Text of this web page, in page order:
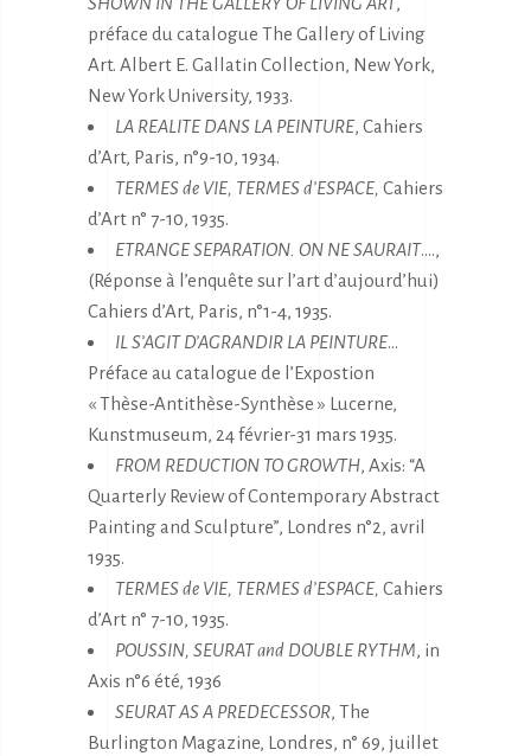
préface du catalogue The Gallery of Living
Art. Albert E. Gallatin Collection, New York,
New York University, 1933.
LA REALITE DANS LA PEINTURE, Cahiers
d’Art, Paris, n°9-10, 1934.
TERMES de VIE, TERMES d’ESPACE, Cahiers
d’Art n° 7-10, 1935.
ETRANGE SEPARATION. ON NE SAURAIT….,
(Réponse à l’enquête sur l’art d’aujourd’hui)
Cahiers d’Art, Paris, n°1-4, 1935.
IL S’AGIT D’AGRANDIR LA PEINTURE…
Préface au catalogue de l’Expostion
« Thèse-Antithèse-Synthèse » Lucerne,
Kunstmuseum, 24 février-31 mars 1935.
FROM REDUCTION TO GROWTH, Axis: “A
Quarterly Review of Contemporary Abstract
Painting and Sculpture”, Londres n°2, avril
1935.
TERMES de VIE, TERMES d’ESPACE, Cahiers
d’Art n° 7-10, 1935.
POUSSIN, SEURAT and DOUBLE RYTHM, in
Axis n°6 été, 1936
SEURAT AS A PREDECESSOR, The
Burlington Magazine, Londres, n° 69, juillet